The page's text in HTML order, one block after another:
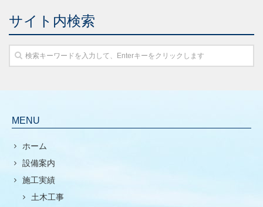
サイト内検索
MENU
ホーム
設備案内
施工実績
土木工事